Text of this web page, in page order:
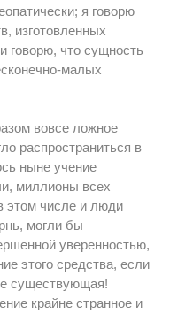
я говорю
изготовленных
говорю, что сущность
малых
вовсе ложное
распространиться в
ныне учение
миллионы всех
этом числе и люди
могли бы
уверенностью,
этого средства, если
существующая!
крайне странное и